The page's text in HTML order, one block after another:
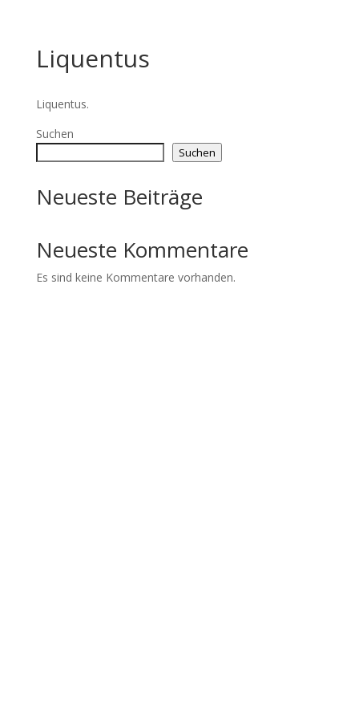
Liquentus
Liquentus.
Suchen
Suchen
Neueste Beiträge
Neueste Kommentare
Es sind keine Kommentare vorhanden.